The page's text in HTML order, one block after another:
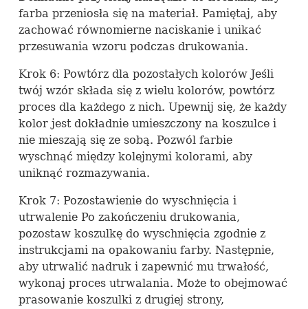
farba przeniosła się na materiał. Pamiętaj, aby
zachować równomierne naciskanie i unikać
przesuwania wzoru podczas drukowania.
Krok 6: Powtórz dla pozostałych kolorów Jeśli
twój wzór składa się z wielu kolorów, powtórz
proces dla każdego z nich. Upewnij się, że każdy
kolor jest dokładnie umieszczony na koszulce i
nie mieszają się ze sobą. Pozwól farbie
wyschnąć między kolejnymi kolorami, aby
uniknąć rozmazywania.
Krok 7: Pozostawienie do wyschnięcia i
utrwalenie Po zakończeniu drukowania,
pozostaw koszulkę do wyschnięcia zgodnie z
instrukcjami na opakowaniu farby. Następnie,
aby utrwalić nadruk i zapewnić mu trwałość,
wykonaj proces utrwalania. Może to obejmować
prasowanie koszulki z drugiej strony,